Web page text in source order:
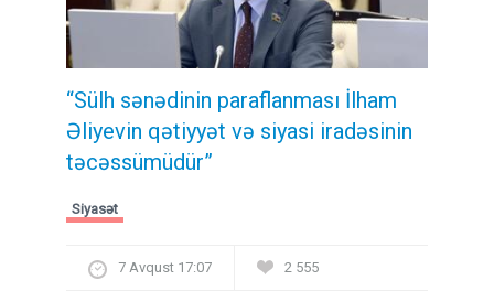
“Sülh sənədinin paraflanması İlham
Əliyevin qətiyyət və siyasi iradəsinin
təcəssümüdür”
Siyasət
7 Avqust 17:07 2 555